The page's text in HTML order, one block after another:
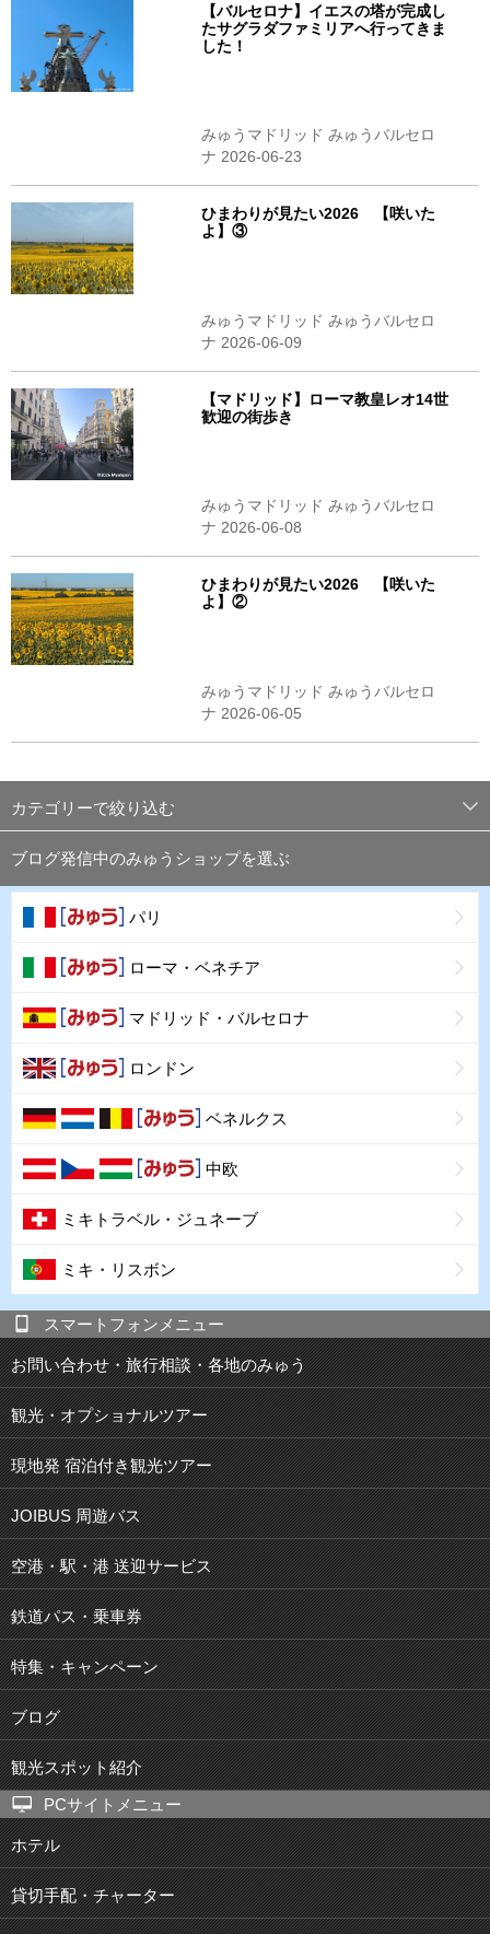
【バルセロナ】イエスの塔が完成し
たサグラダファミリアへ行ってきま
した！
みゅうマドリッド みゅうバルセロ
ナ 2026-06-23
ひまわりが見たい2026 【咲いた
よ】③
みゅうマドリッド みゅうバルセロ
ナ 2026-06-09
【マドリッド】ローマ教皇レオ14世
歓迎の街歩き
みゅうマドリッド みゅうバルセロ
ナ 2026-06-08
ひまわりが見たい2026 【咲いた
よ】②
みゅうマドリッド みゅうバルセロ
ナ 2026-06-05
カテゴリーで絞り込む
ブログ発信中のみゅうショップを選ぶ
パリ
ローマ・ベネチア
マドリッド・バルセロナ
ロンドン
ベネルクス
中欧
ミキトラベル・ジュネーブ
ミキ・リスボン
スマートフォンメニュー
お問い合わせ・旅行相談・各地のみゅう
観光・オプショナルツアー
現地発 宿泊付き観光ツアー
JOIBUS 周遊バス
空港・駅・港 送迎サービス
鉄道パス・乗車券
特集・キャンペーン
ブログ
観光スポット紹介
PCサイトメニュー
ホテル
貸切手配・チャーター